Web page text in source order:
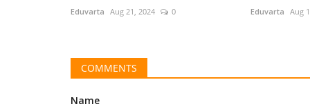
Eduvarta Aug 21, 2024 0 Eduvarta Aug
COMMENTS
Name